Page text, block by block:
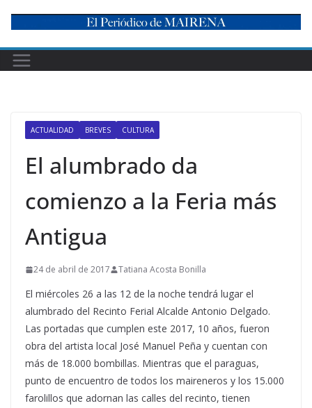
content
ACTUALIDAD BREVES CULTURA
El alumbrado da
comienzo a la Feria más
Antigua
24 de abril de 2017 Tatiana Acosta Bonilla
El miércoles 26 a las 12 de la noche tendrá lugar el
alumbrado del Recinto Ferial Alcalde Antonio Delgado.
Las portadas que cumplen este 2017, 10 años, fueron
obra del artista local José Manuel Peña y cuentan con
más de 18.000 bombillas. Mientras que el paraguas,
punto de encuentro de todos los maireneros y los 15.000
farolillos que adornan las calles del recinto, tienen